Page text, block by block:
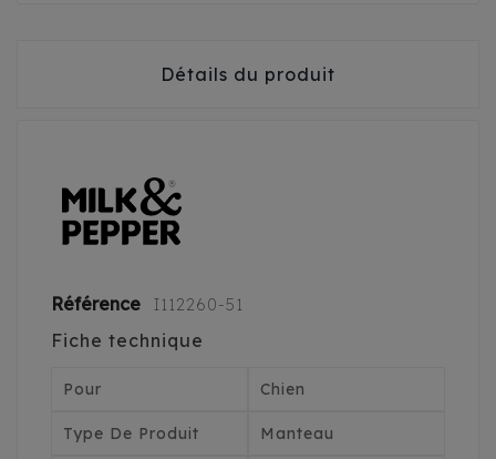
Détails du produit
Référence I112260-51
Fiche technique
Pour Chien
Type De Produit Manteau